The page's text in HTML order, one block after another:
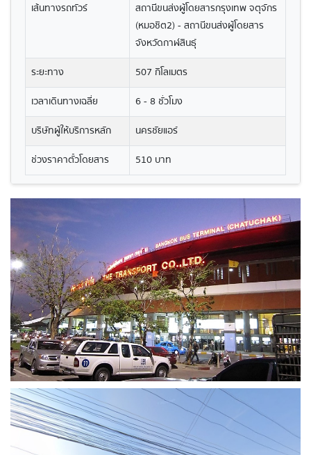
เส้นทางรถทัวร์
สถานีขนส่งผู้โดยสารกรุงเทพ จตุจักร
(หมอชิต2) - สถานีขนส่งผู้โดยสาร
จังหวัดกาฬสินธุ์
ระยะทาง
507 กิโลเมตร
เวลาเดินทางเฉลี่ย
6 - 8 ชั่วโมง
บริษัทผู้ให้บริการหลัก
นครชัยแอร์
ช่วงราคาตั๋วโดยสาร
510 บาท